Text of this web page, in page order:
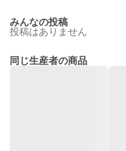
みんなの投稿
投稿はありません
同じ生産者の商品